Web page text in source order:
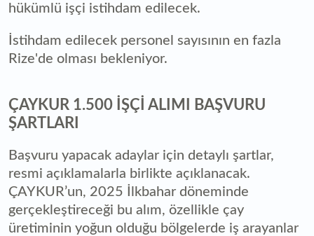
hükümlü işçi istihdam edilecek.
İstihdam edilecek personel sayısının en fazla
Rize'de olması bekleniyor.
ÇAYKUR 1.500 İŞÇİ ALIMI BAŞVURU
ŞARTLARI
Başvuru yapacak adaylar için detaylı şartlar,
resmi açıklamalarla birlikte açıklanacak.
ÇAYKUR’un, 2025 İlkbahar döneminde
gerçekleştireceği bu alım, özellikle çay
üretiminin yoğun olduğu bölgelerde iş arayanlar